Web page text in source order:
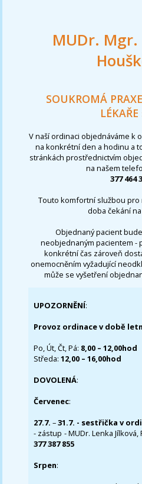
MUDr.
SOUKROMÁ
V naší ordinaci objednáváme k
na konkrétní den a hodinu a
stránkách prostřednictvím
na našem
377 464
Touto komfortní službou pro
doba čekání
Objednaný pacient
neobjednaným pacientem -
konkrétní čas zároveň
onemocněním vyžadující
může se vyšetření
UPOZORNĚNÍ:
Provoz ordinace v době
Po, Út, Čt, Pá: 8,00 – 12,00hod
Středa:12,00 – 16,00hod
DOVOLENÁ:
Červenec:
27.7.–31.7. - sestřička v
- zástup - MUDr. Lenka
377 387 855
Srpen: